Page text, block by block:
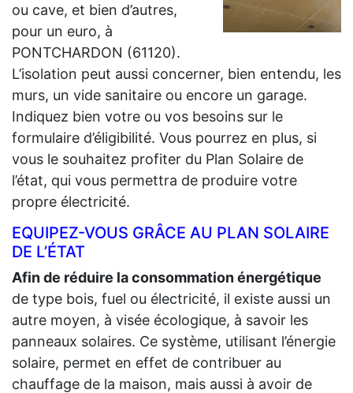
ou cave, et bien d’autres,
pour un euro, à
PONTCHARDON (61120).
L’isolation peut aussi concerner, bien entendu, les
murs, un vide sanitaire ou encore un garage.
Indiquez bien votre ou vos besoins sur le
formulaire d’éligibilité. Vous pourrez en plus, si
vous le souhaitez profiter du Plan Solaire de
l’état, qui vous permettra de produire votre
propre électricité.
EQUIPEZ-VOUS GRÂCE AU PLAN SOLAIRE
DE L’ÉTAT
Afin de réduire la consommation énergétique
de type bois, fuel ou électricité, il existe aussi un
autre moyen, à visée écologique, à savoir les
panneaux solaires. Ce système, utilisant l’énergie
solaire, permet en effet de contribuer au
chauffage de la maison, mais aussi à avoir de